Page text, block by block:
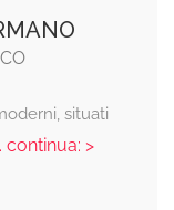
situati
continua: >